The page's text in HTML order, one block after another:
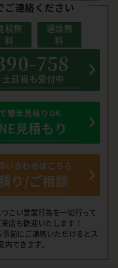
ご連絡ください
758
土日祝も受付中
簡単見積りOK
見積もり
い合わせはこちら
り/ご相談
積無
料
通話無
料
こい営業行為を一切行って
店も歓迎いたします！
前にご連絡いただけるとス
内できます。